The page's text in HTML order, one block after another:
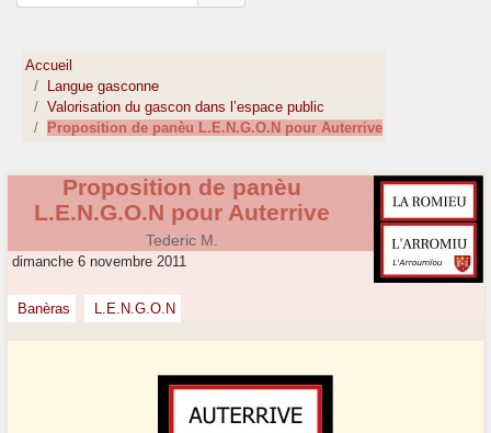
Accueil
Langue gasconne
Valorisation du gascon dans l’espace public
Proposition de panèu L.E.N.G.O.N pour Auterrive
Proposition de panèu
L.E.N.G.O.N pour Auterrive
Tederic M.
dimanche 6 novembre 2011
Banèras L.E.N.G.O.N